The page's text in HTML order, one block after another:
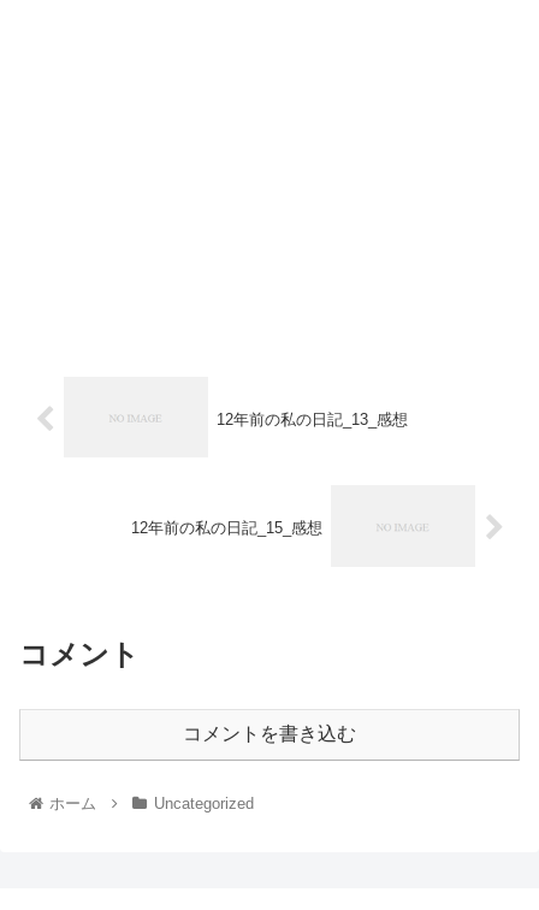
12年前の私の日記_13_感想
12年前の私の日記_15_感想
コメント
コメントを書き込む
ホーム Uncategorized